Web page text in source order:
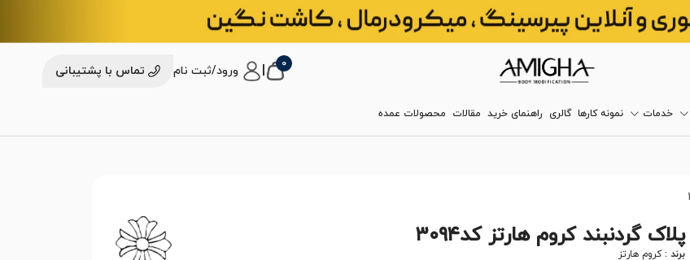
0 ورود/ثبت نام تماس با پشتیبانی
خدمات نمونه کارها گالری راهنمای خرید مقالات محصولات عمده
پلاک گردنبند کروم هارتز کد۳۰۹۴
برند :کروم هارتز